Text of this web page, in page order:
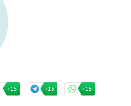
+15 +15 +15